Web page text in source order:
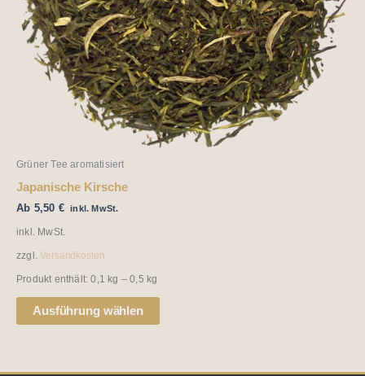
Grüner Tee aromatisiert
Japanische Kirsche
Ab 5,50 € inkl. MwSt.
inkl. MwSt.
zzgl.Versandkosten
Produkt enthält: 0,1 kg – 0,5 kg
Ausführung wählen
können
auf
der
Produktseite
gewählt
werden